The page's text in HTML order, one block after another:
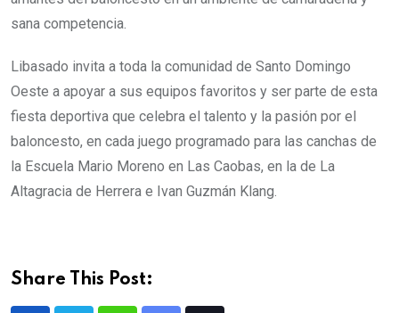
sana competencia.
Libasado invita a toda la comunidad de Santo Domingo
Oeste a apoyar a sus equipos favoritos y ser parte de esta
fiesta deportiva que celebra el talento y la pasión por el
baloncesto, en cada juego programado para las canchas de
la Escuela Mario Moreno en Las Caobas, en la de La
Altagracia de Herrera e Ivan Guzmán Klang.
Share This Post: